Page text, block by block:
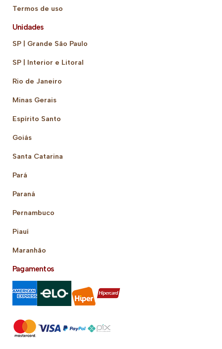
Termos de uso
Unidades
SP | Grande São Paulo
SP | Interior e Litoral
Rio de Janeiro
Minas Gerais
Espírito Santo
Goiás
Santa Catarina
Pará
Paraná
Pernambuco
Piauí
Maranhão
Pagamentos